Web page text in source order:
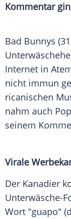
Kommentar
Bad Bunnys
Internet in
nicht immun
ricanischen
nahm auch
seinem
Virale
Der Kanadier
Unterwäsche-
Wort "guapo"